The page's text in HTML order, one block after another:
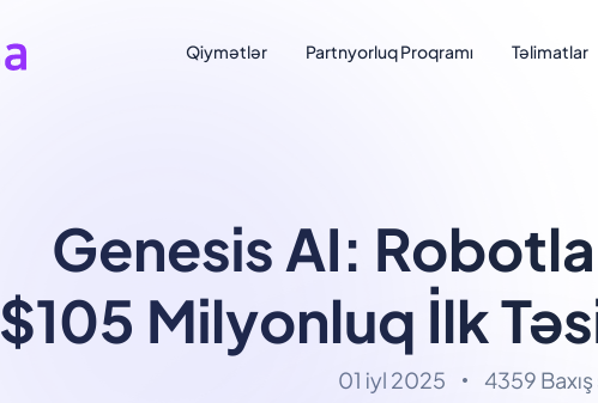
Qiymətlər Partnyorluq Proqramı Təlimatlar
Genesis AI:
$105 Milyonluq İlk
01 iyl 2025 4359 Baxış